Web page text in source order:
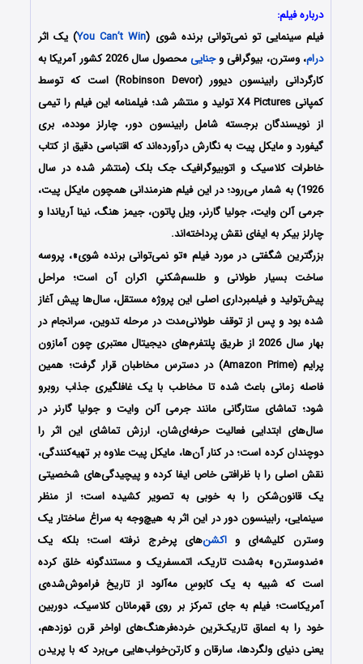
درباره فیلم:
فیلم سینمایی تو نمی‌توانی برنده شوی (You Can’t Win) یک اثر
درام، وسترن، بیوگرافی وجنایی
محصول سال 2026 کشور آمریکا به
کارگردانی رابینسون دیوور (Robinson Devor) است که توسط
کمپانی‌ X4 Pictures تولید و منتشر شد؛ فیلمنامه این فیلم را تیمی
از نویسندگان برجسته شامل رابینسون دور، چارلز مودده، بری
گیفورد و مایکل پیت به نگارش درآورده‌اند که اقتباسی دقیق از کتاب
خاطرات کلاسیک و اتوبیوگرافیک جک بلک (منتشر شده در سال
1926) به شمار می‌رود؛ در این فیلم هنرمندانی همچون مایکل پیت،
جرمی آلن وایت، جولیا گارنر، ویل پاتون، جیمز هنگ، نینا آریاندا و
چارلز بیکر به ایفای نقش پرداخته‌اند.
بزرگترین شگفتی در مورد فیلم «تو نمی‌توانی برنده شوی»، پروسه
ساخت بسیار طولانی و طلسم‌شکنیِ اکران آن است؛ مراحل
پیش‌تولید و فیلمبرداری اصلی این پروژه مستقل، سال‌ها پیش آغاز
شده بود و پس از توقف طولانی‌مدت در مرحله تدوین، سرانجام در
بهار سال 2026 از طریق پلتفرم‌های دیجیتال معتبری چون آمازون
پرایم (Amazon Prime) در دسترس مخاطبان قرار گرفت؛ همین
فاصله زمانی باعث شده تا مخاطب با یک غافلگیری جذاب روبرو
شود؛ تماشای ستارگانی مانند جرمی آلن وایت و جولیا گارنر در
سال‌های ابتدایی فعالیت حرفه‌ای‌شان، ارزش تماشای این اثر را
دوچندان کرده است؛ در کنار آن‌ها، مایکل پیت علاوه بر تهیه‌کنندگی،
نقش اصلی را با ظرافتی خاص ایفا کرده و پیچیدگی‌های شخصیتی
یک قانون‌شکن را به خوبی به تصویر کشیده است؛ از منظر
سینمایی، رابینسون دور در این اثر به هیچ‌وجه به سراغ ساختار یک
وسترن کلیشه‌ای واکشن‌های پرخرج نرفته است؛ بلکه یک
«ضدوسترن» به‌شدت تاریک، اتمسفریک و مستندگونه خلق کرده
است که شبیه به یک کابوسِ مه‌آلود از تاریخ فراموش‌شده‌ی
آمریکاست؛ فیلم به جای تمرکز بر روی قهرمانان کلاسیک، دوربین
خود را به اعماق تاریک‌ترین خرده‌فرهنگ‌های اواخر قرن نوزدهم،
یعنی دنیای ولگردها، سارقان و کارتن‌خواب‌هایی می‌برد که با پریدن